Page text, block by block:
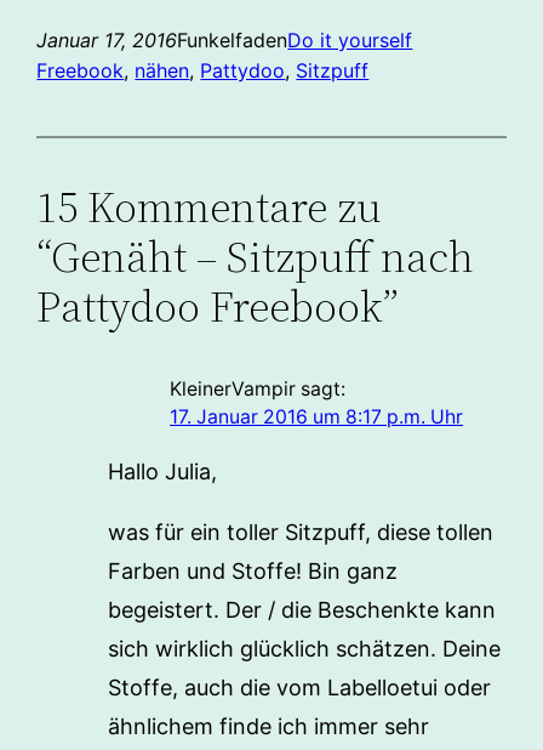
Januar 17, 2016FunkelfadenDo it yourself
Freebook, nähen, Pattydoo, Sitzpuff
15 Kommentare zu
“Genäht – Sitzpuff nach
Pattydoo Freebook”
KleinerVampir sagt:
17. Januar 2016 um 8:17 p.m. Uhr
Hallo Julia,
was für ein toller Sitzpuff, diese tollen
Farben und Stoffe! Bin ganz
begeistert. Der / die Beschenkte kann
sich wirklich glücklich schätzen. Deine
Stoffe, auch die vom Labelloetui oder
ähnlichem finde ich immer sehr